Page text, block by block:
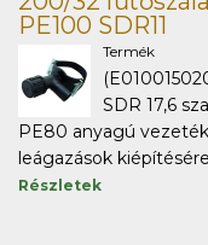
PE100 SDR11
Termék
SDR 17,6
PE80 anyagú
leágazások
Részletek